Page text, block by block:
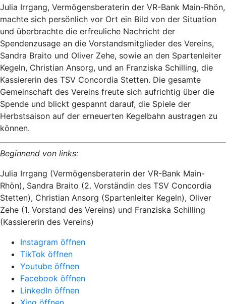
Julia Irrgang, Vermögensberaterin der VR-Bank Main-Rhön,
machte sich persönlich vor Ort ein Bild von der Situation
und überbrachte die erfreuliche Nachricht der
Spendenzusage an die Vorstandsmitglieder des Vereins,
Sandra Braito und Oliver Zehe, sowie an den Spartenleiter
Kegeln, Christian Ansorg, und an Franziska Schilling, die
Kassiererin des TSV Concordia Stetten. Die gesamte
Gemeinschaft des Vereins freute sich aufrichtig über die
Spende und blickt gespannt darauf, die Spiele der
Herbstsaison auf der erneuerten Kegelbahn austragen zu
können.
Beginnend von links:
Julia Irrgang (Vermögensberaterin der VR-Bank Main-
Rhön), Sandra Braito (2. Vorständin des TSV Concordia
Stetten), Christian Ansorg (Spartenleiter Kegeln), Oliver
Zehe (1. Vorstand des Vereins) und Franziska Schilling
(Kassiererin des Vereins)
Instagram öffnen
TikTok öffnen
Youtube öffnen
Facebook öffnen
LinkedIn öffnen